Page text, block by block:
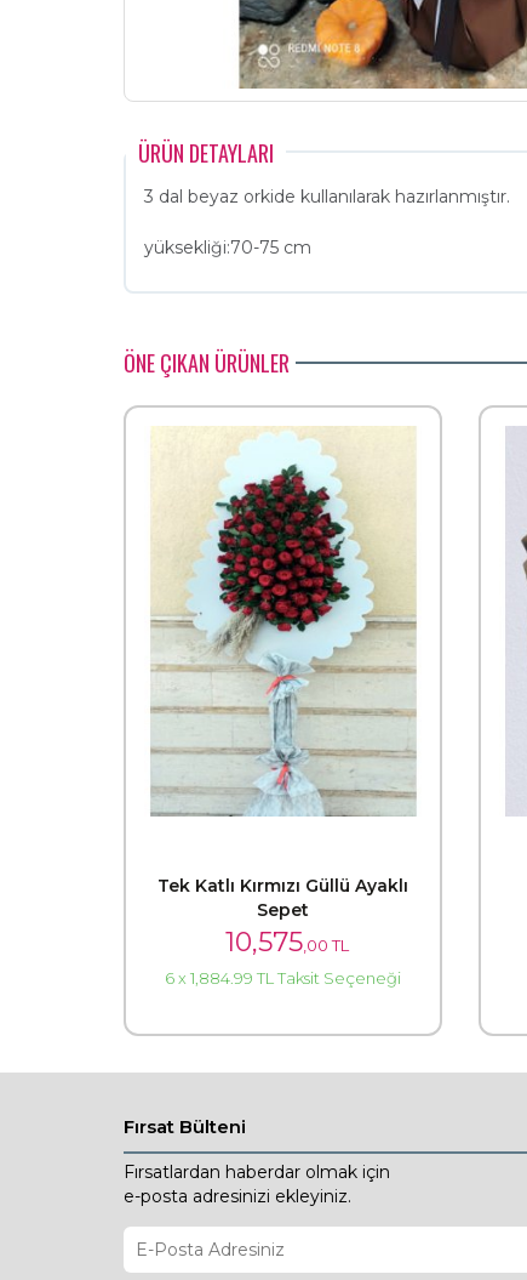
ÜRÜN DETAYLARI
3 dal beyaz orkide kullanılarak hazırlanmıştır.
yüksekliği:70-75 cm
ÖNE ÇIKAN ÜRÜNLER
Tek Katlı Kırmızı Güllü Ayaklı
Sepet
10,575 ,00 TL
6 x 1,884.99 TL Taksit Seçeneği
Fırsat Bülteni
Fırsatlardan haberdar olmak için
e-posta adresinizi ekleyiniz.